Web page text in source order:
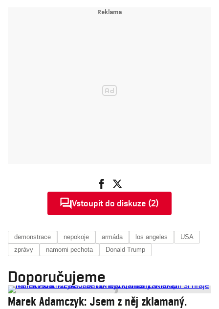
Vstoupit do diskuze (2)
demonstrace nepokoje armáda los angeles
USA
zprávy
namorni pechota Donald Trump
Doporučujeme
Marek Adamczyk: Jsem z něj zklamaný.